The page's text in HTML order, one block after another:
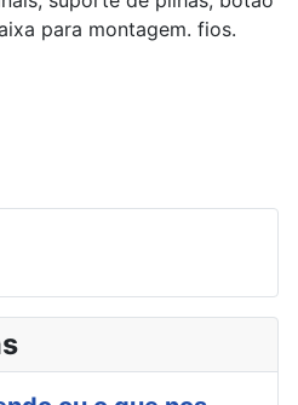
para montagem. fios.